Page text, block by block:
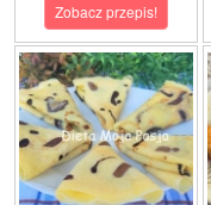
Zobacz przepis!